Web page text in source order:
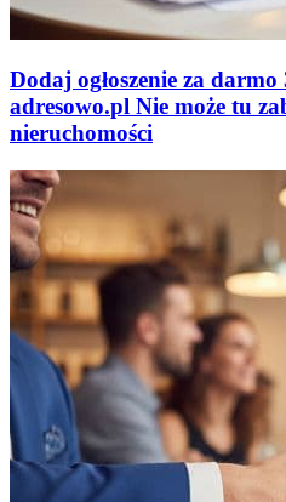
Dodaj ogłoszenie za darmo
adresowo.pl Nie może tu
nieruchomości